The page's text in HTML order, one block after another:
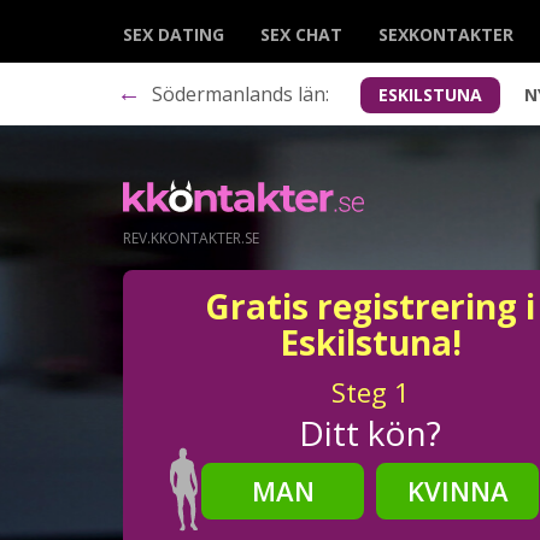
SEX DATING SEX CHAT SEXKONTAKTER
← Södermanlands län: ESKILSTUNA
REV.KKONTAKTER.SE
Gratis registrering i
Eskilstuna!
Steg 1
Ditt kön?
MAN
KVINNA